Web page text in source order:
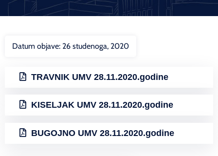
Datum objave: 26 studenoga, 2020
TRAVNIK UMV 28.11.2020.godine
KISELJAK UMV 28.11.2020.godine
BUGOJNO UMV 28.11.2020.godine